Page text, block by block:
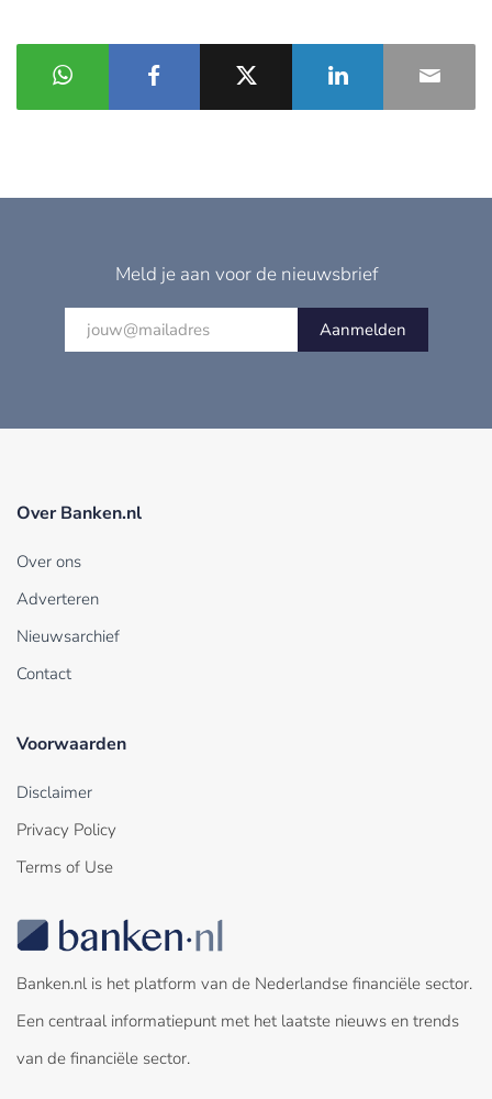
Meld je aan voor de nieuwsbrief
Aanmelden
Over Banken.nl
Over ons
Adverteren
Nieuwsarchief
Contact
Voorwaarden
Disclaimer
Privacy Policy
Terms of Use
Banken.nl is het platform van de Nederlandse financiële sector.
Een centraal informatiepunt met het laatste nieuws en trends
van de financiële sector.